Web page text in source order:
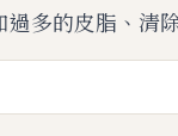
多的皮脂、清